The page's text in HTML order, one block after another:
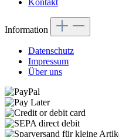
Kontakt
Information
Datenschutz
Impressum
Über uns